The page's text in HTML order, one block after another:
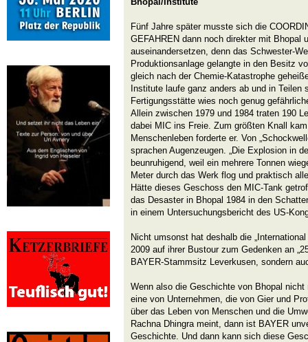
Fünf Jahre später musste sich die
GEFAHREN dann noch direkter mit Bhopal
auseinandersetzen, denn das Schwester-
Produktionsanlage gelangte in den Besitz
gleich nach der Chemie-Katastrophe
Institute laufe ganz anders ab und in Teilen
Fertigungsstätte wies noch genug
Allein zwischen 1979 und 1984 traten 190
dabei MIC ins Freie. Zum größten Knall
Menschenleben forderte er. Von
sprachen Augenzeugen. „Die Explosion in
beunruhigend, weil ein mehrere Tonnen
Meter durch das Werk flog und praktisch
Hätte dieses Geschoss den MIC-Tank
das Desaster in Bhopal 1984 in den
in einem Untersuchungsbericht des US-
Nicht umsonst hat deshalb die
2009 auf ihrer Bustour zum Gedenken an
BAYER-Stammsitz Leverkusen, sondern
Wenn also die Geschichte von Bhopal nicht
eine von Unternehmen, die von Gier und
über das Leben von Menschen und die
Rachna Dhingra meint, dann ist BAYER
Geschichte. Und dann kann sich diese